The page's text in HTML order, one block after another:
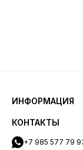
ИНФОРМАЦИЯ
КОНТАКТЫ
+7 985 577 79